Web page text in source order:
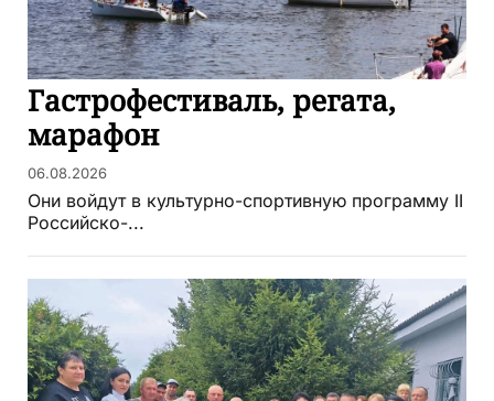
Гастрофестиваль, регата,
марафон
06.08.2026
Они войдут в культурно-спортивную программу II
Российско-...